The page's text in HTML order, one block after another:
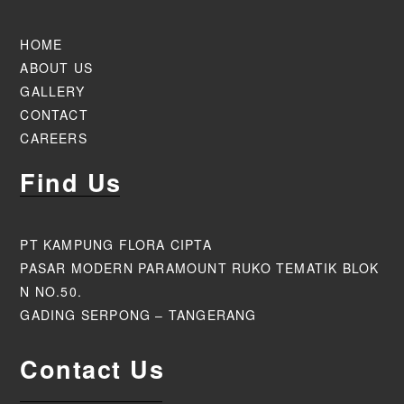
HOME
ABOUT US
GALLERY
CONTACT
CAREERS
Find Us
PT KAMPUNG FLORA CIPTA
PASAR MODERN PARAMOUNT RUKO TEMATIK BLOK
N NO.50.
GADING SERPONG – TANGERANG
Contact Us